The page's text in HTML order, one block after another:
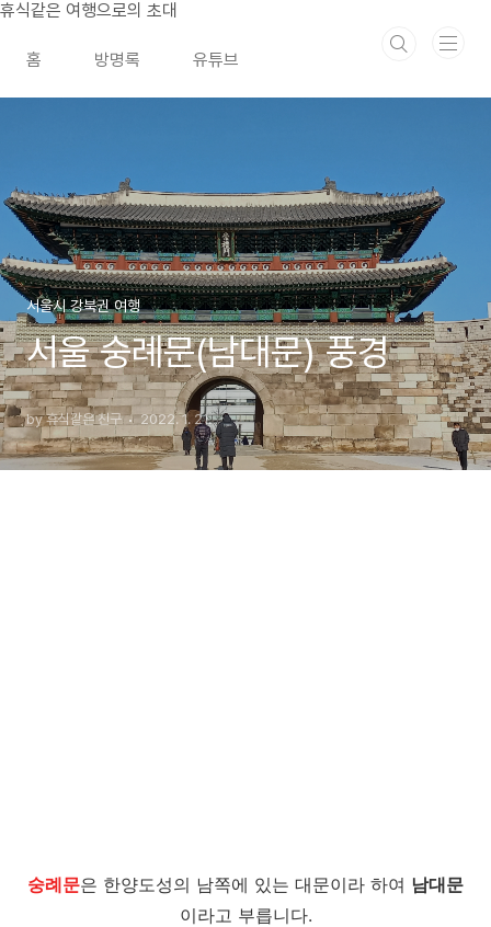
본문 바로가기
휴식같은 여행으로의 초대
홈 방명록 유튜브
서울시 강북권 여행
서울 숭례문(남대문) 풍경
by 휴식같은 친구 2022. 1. 21.
숭례문은 한양도성의 남쪽에 있는 대문이라 하여 남대문
이라고 부릅니다.